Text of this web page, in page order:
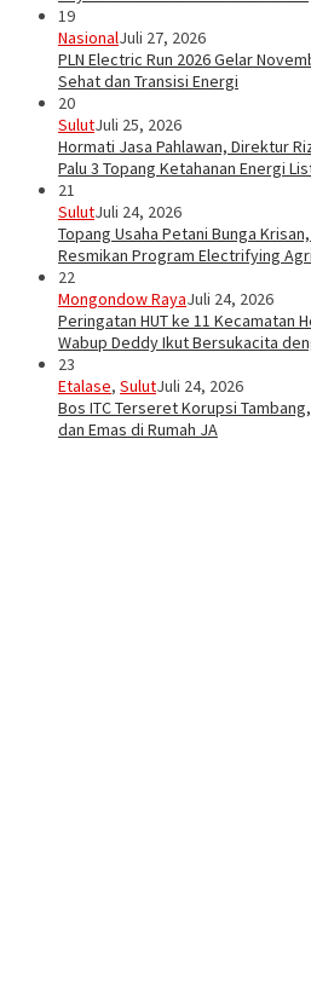
19
NasionalJuli 27, 2026
PLN Electric Run 2026 Gelar
Sehat dan Transisi Energi
20
SulutJuli 25, 2026
Hormati Jasa Pahlawan, Direktur
Palu 3 Topang Ketahanan Energi
21
SulutJuli 24, 2026
Topang Usaha Petani Bunga
Resmikan Program Electrifying
22
Mongondow RayaJuli 24, 2026
Peringatan HUT ke 11 Kecamatan
Wabup Deddy Ikut Bersukacita
23
Etalase, SulutJuli 24, 2026
Bos ITC Terseret Korupsi
dan Emas di Rumah JA